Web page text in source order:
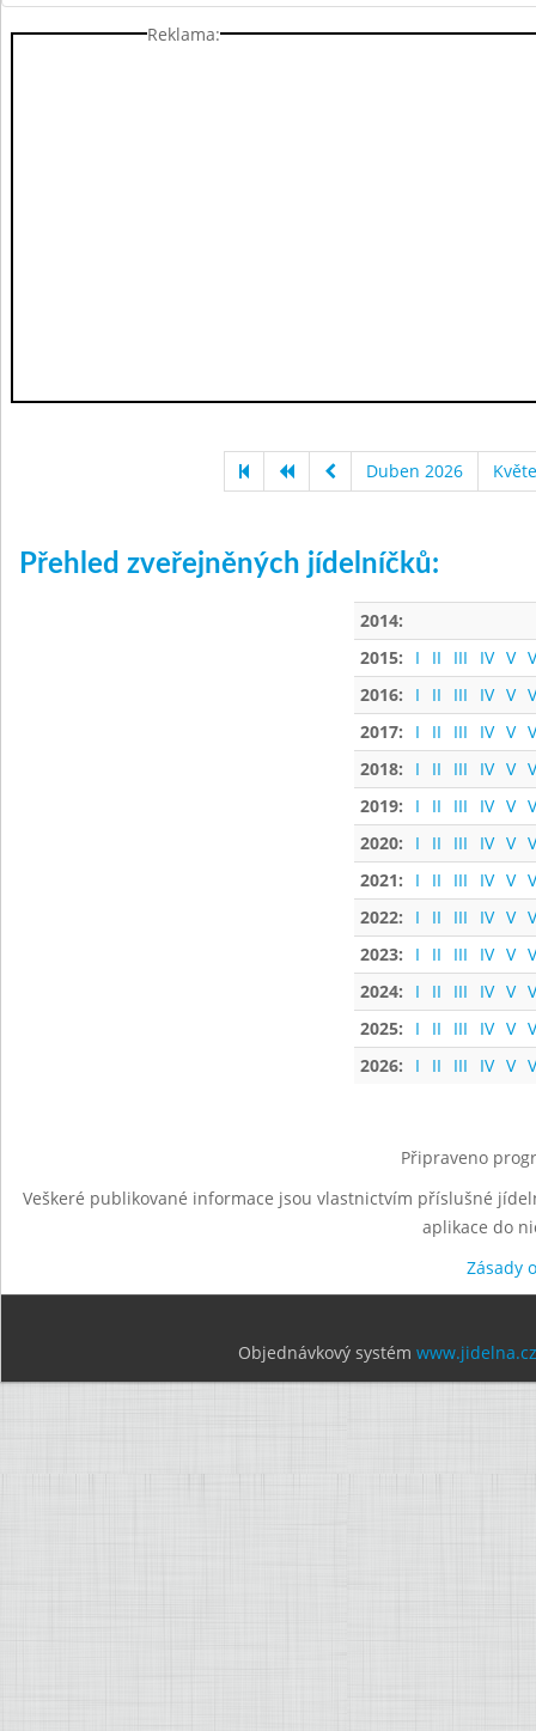
Reklama:
Duben 2026
Přehled zveřejněných jídelníčků:
2014:
2015:
I II III IV V
2016:
I II III IV V
2017:
I II III IV V
2018:
I II III IV V
2019:
I II III IV V
2020:
I II III IV V
2021:
I II III IV V
2022:
I II III IV V
2023:
I II III IV V
2024:
I II III IV V
2025:
I II III IV V
2026:
I II III IV V
Připraveno
Veškeré publikované informace jsou vlastnictvím příslušné
aplikace do
Zásady
Objednávkový systém www.jidelna.cz